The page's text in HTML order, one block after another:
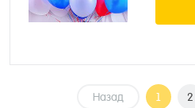
Назад 1 2